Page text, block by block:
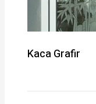
Kaca Grafir